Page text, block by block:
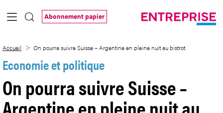
Saut au contenu principal
Abonnement papier
Accueil On pourra suivre Suisse – Argentine en pleine nuit au bistrot
Economie et politique
On pourra suivre Suisse –